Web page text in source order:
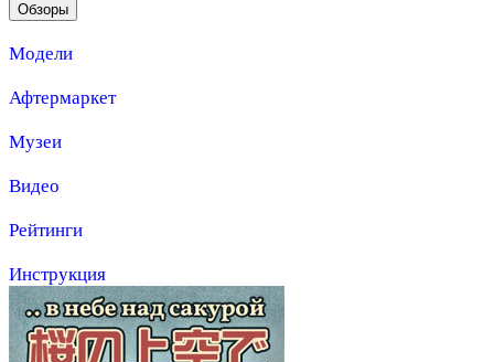
Обзоры
Модели
Афтермаркет
Музеи
Видео
Рейтинги
Инструкция